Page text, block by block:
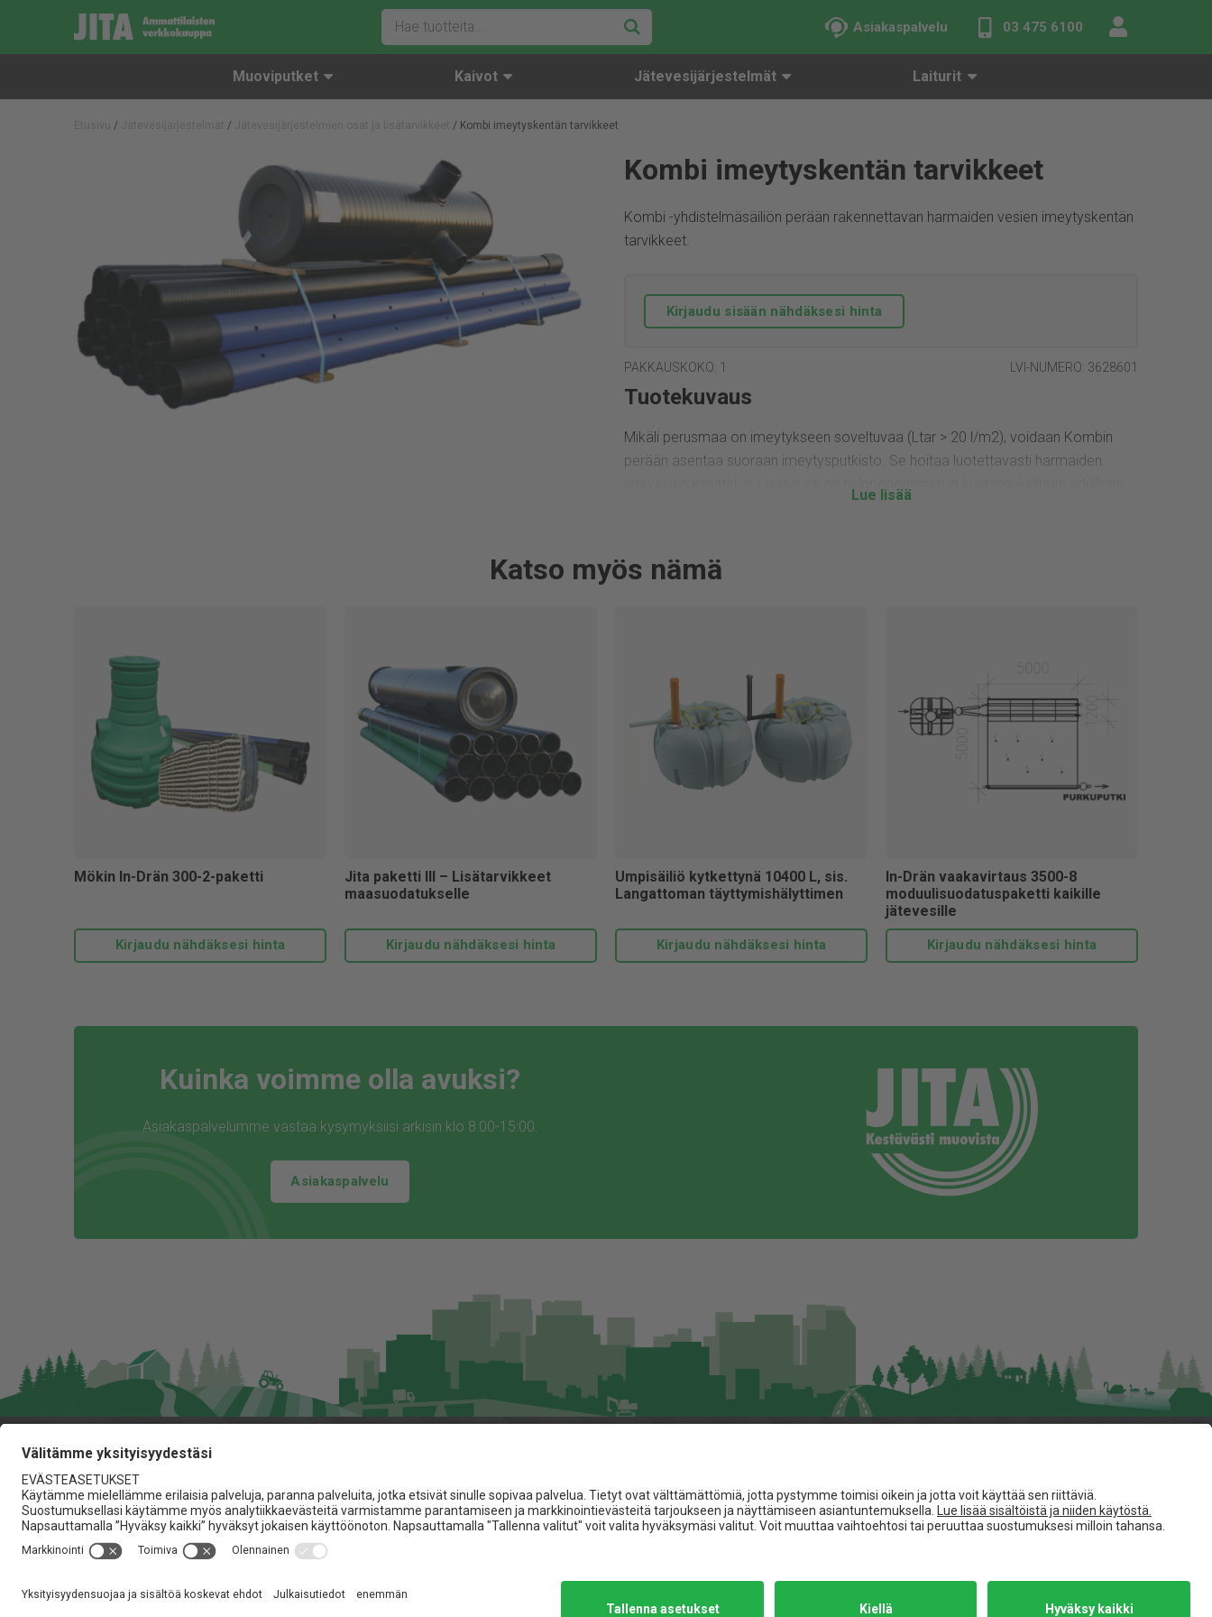
Asiakaspalvelu 03 475 6100
Muoviputket
Jatkomuhvit
Muovikannet ja -pohjat
Kaivot Jätevesijärjestelmät Laiturit
/ / / Kombi imeytyskentän tarvikkeet
Kombi imeytyskentän tarvikkeet
Kombi -yhdistelmäsäiliön perään rakennettavan harmaiden vesien imeytyskentän
tarvikkeet.
Kirjaudu sisään nähdäksesi hinta
PAKKAUSKOKO: 1 LVI-NUMERO: 3628601
Tuotekuvaus
Mikäli perusmaa on imeytykseen soveltuvaa (Ltar > 20 l/m2), voidaan Kombin
perään asentaa suoraan imeytysputkisto. Se hoitaa luotettavasti harmaiden
Jätevesijärjestelmissä valikoimamme on yksi alan laajimmista, käsittäen
panospuhdistamossa, maaperäkäsittelyssä tai välivarastoituna umpisäiliöön.
Jätevesijärjestelmän hankinta on tärkeä investointi kiinteistölle ja siksi siinä
kannattaa luottaa kotimaiseen, luotettavaan valmistajaan!
Jätevesijärjestelmän hinta riippuu monesta asiasta, kuten siitä, kuinka laaja
järjestelmä tarvitaan tai millainen maaperä asennuspaikassa on. Lukuisat
erikoisratkaisut jätevesien käsittelyssä ovat meille arkipäivää.
huolesi poissa!
Jitan toiminnalle on myönnetty ISO 9001 ja ISO 14001 laatu- ja
ympäristösetifikaatit. Jitan valmistamat tuotteet ovat oikeutettuja Avainlippu-
alkuperämerkin käyttöön, merkkinä kotimaisesta tuotteesta. Käyttämällä Jitan
Katso myös nämä
Mökin In-Drän 300-2-paketti
Kirjaudu nähdäksesi hinta
Jita paketti III – Lisätarvikkeet
maasuodatukselle
Kirjaudu nähdäksesi hinta
Umpisäiliö kytkettynä 10400 L, sis.
Langattoman täyttymishälyttimen
Kirjaudu nähdäksesi hinta
In-Drän vaakavirtaus 3500-8
moduulisuodatuspaketti kaikille
jätevesille
Kirjaudu nähdäksesi hinta
Kuinka voimme olla avuksi?
Asiakaspalvelumme vastaa kysymyksiisi arkisin klo 8:00-15:00.
Asiakaspalvelu
Lakarintie 10, 34800 Virrat
03 475 6100
info@jita.fi
Toimitusehdot
Materiaalipankki
Referenssit